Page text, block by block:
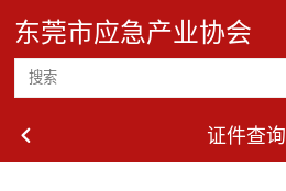
东莞市应急产业协会
证件查询